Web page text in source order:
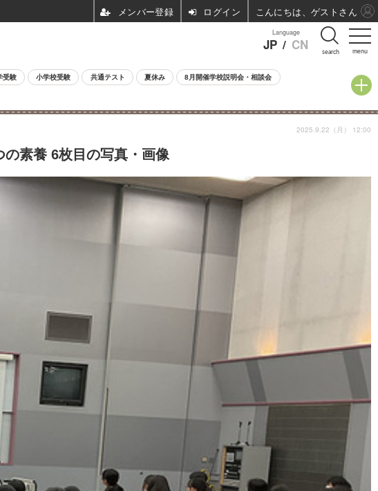
menu
Language
JP / CN search
受験 小学校受験 共通テスト 夏休み 8月開催学校説明会・相談会
素養 6枚目の写真・画像
2025.9.22（月） 12:00
ログイン こんにちは、ゲストさん